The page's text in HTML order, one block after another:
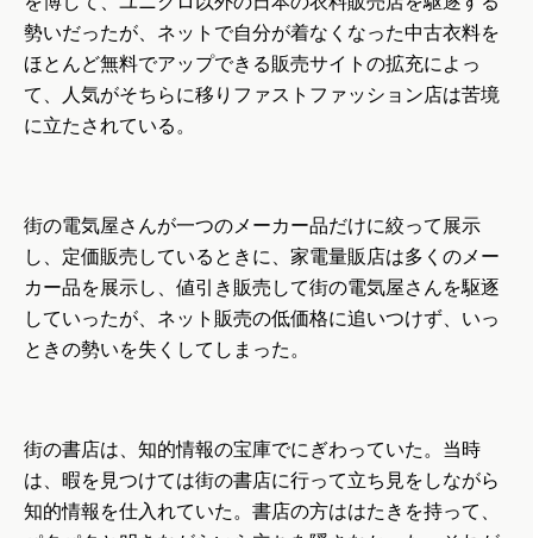
勢いだったが、ネットで自分が着なくなった中古衣料を
ほとんど無料でアップできる販売サイトの拡充によっ
て、人気がそちらに移りファストファッション店は苦境
に立たされている。
街の電気屋さんが一つのメーカー品だけに絞って展示
し、定価販売しているときに、家電量販店は多くのメー
カー品を展示し、値引き販売して街の電気屋さんを駆逐
していったが、ネット販売の低価格に追いつけず、いっ
ときの勢いを失くしてしまった。
街の書店は、知的情報の宝庫でにぎわっていた。当時
は、暇を見つけては街の書店に行って立ち見をしながら
知的情報を仕入れていた。書店の方ははたきを持って、